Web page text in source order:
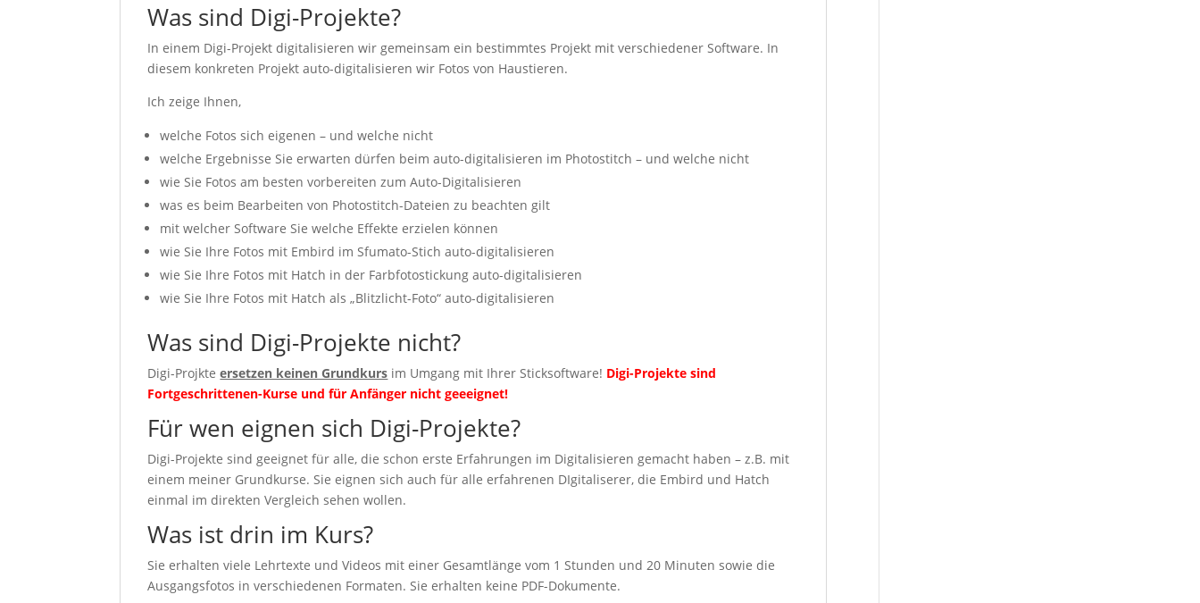
Was sind Digi-Projekte?
In einem Digi-Projekt digitalisieren wir gemeinsam ein bestimmtes Projekt mit verschiedener Software. In
diesem konkreten Projekt auto-digitalisieren wir Fotos von Haustieren.
Ich zeige Ihnen,
welche Fotos sich eigenen – und welche nicht
welche Ergebnisse Sie erwarten dürfen beim auto-digitalisieren im Photostitch – und welche nicht
wie Sie Fotos am besten vorbereiten zum Auto-Digitalisieren
was es beim Bearbeiten von Photostitch-Dateien zu beachten gilt
mit welcher Software Sie welche Effekte erzielen können
wie Sie Ihre Fotos mit Embird im Sfumato-Stich auto-digitalisieren
wie Sie Ihre Fotos mit Hatch in der Farbfotostickung auto-digitalisieren
wie Sie Ihre Fotos mit Hatch als „Blitzlicht-Foto“ auto-digitalisieren
Was sind Digi-Projekte nicht?
Digi-Projkteersetzen keinen Grundkurs im Umgang mit Ihrer Sticksoftware! Digi-Projekte sind
Fortgeschrittenen-Kurse und für Anfänger nicht geeeignet!
Für wen eignen sich Digi-Projekte?
Digi-Projekte sind geeignet für alle, die schon erste Erfahrungen im Digitalisieren gemacht haben – z.B. mit
einem meiner Grundkurse. Sie eignen sich auch für alle erfahrenen DIgitaliserer, die Embird und Hatch
einmal im direkten Vergleich sehen wollen.
Was ist drin im Kurs?
Sie erhalten viele Lehrtexte und Videos mit einer Gesamtlänge vom 1 Stunden und 20 Minuten sowie die
Ausgangsfotos in verschiedenen Formaten. Sie erhalten keine PDF-Dokumente.